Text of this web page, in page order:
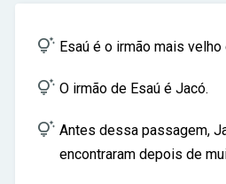
 Esaú é o irmão mais velho
 O irmão de Esaú é Jacó.
 Antes dessa passagem,
encontraram depois de